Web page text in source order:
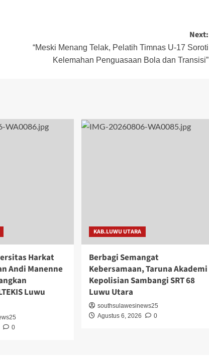
Next:
“Meski Menang Telak, Pelatih Timnas U-17 Soroti
Kelemahan Penguasaan Bola dan Transisi”
Harkat
Andi Manenne
Luwu
0
KAB.LUWU UTARA
Berbagi Semangat
Kebersamaan, Taruna Akademi
Kepolisian Sambangi SRT 68
Luwu Utara
southsulawesinews25
Agustus 6, 2026
0